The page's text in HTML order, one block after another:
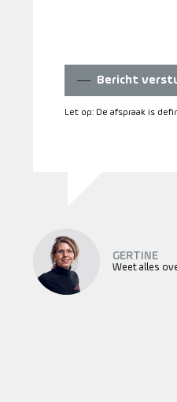
Bericht
Let op: De afspraak is
GERTINE
Weet alles